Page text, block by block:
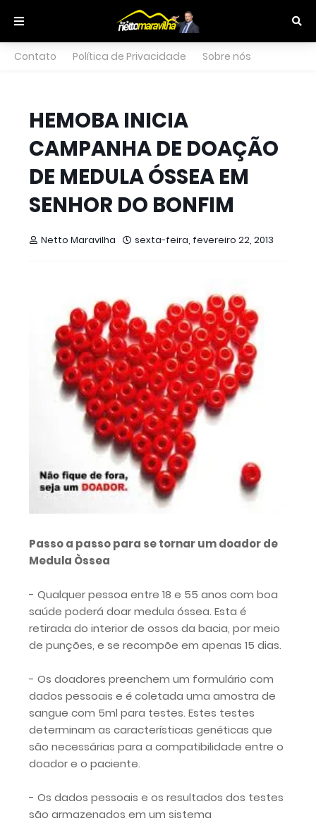
Contato Política de Privacidade Sobre nós
HEMOBA INICIA
CAMPANHA DE DOAÇÃO
DE MEDULA ÓSSEA EM
SENHOR DO BONFIM
Netto Maravilha sexta-feira, fevereiro 22, 2013
Passo a passo para se tornar um doador de
Medula Òssea
- Qualquer pessoa entre 18 e 55 anos com boa
saúde poderá doar medula óssea. Esta é
retirada do interior de ossos da bacia, por meio
de punções, e se recompõe em apenas 15 dias.
- Os doadores preenchem um formulário com
dados pessoais e é coletada uma amostra de
sangue com 5ml para testes. Estes testes
determinam as características genéticas que
são necessárias para a compatibilidade entre o
doador e o paciente.
- Os dados pessoais e os resultados dos testes
são armazenados em um sistema